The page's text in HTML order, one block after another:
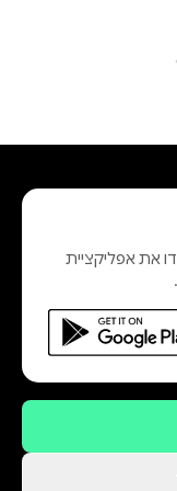
את אפליקציית